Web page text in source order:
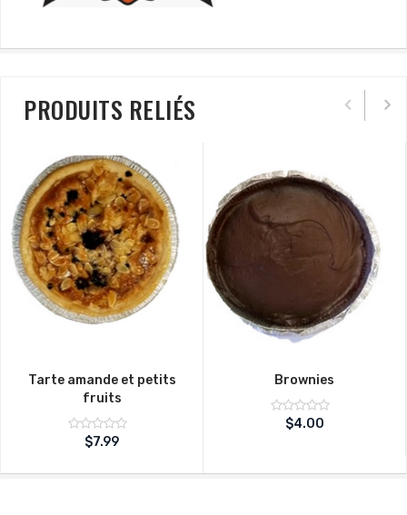
PRODUITS RELIÉS
Tarte amande et petits
fruits
Note
sur
$7.99
Brownies
Note
sur
$4.00